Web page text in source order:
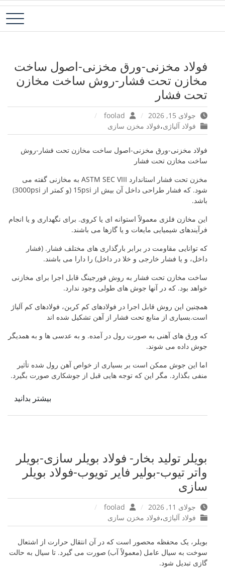
پرش فولاد آلیاژی-میلگرد آلیاژی-تسمه آلیاژی-ورق آلیاژی-لوله آلیاژی-نبشی
فولاد مخزنی-ورق مخزنی-اصول ساخت
مخازن تحت فشار-روش ساخت مخازن
تحت فشار
جولای 15, 2026
فولاد آلیاژی،فولاد مخزن سازی
فولاد مخزنی-ورق مخزنی-اصول ساخت مخازن تحت فشار-روش
ساخت مخازن تحت فشار
مخزن تحت فشار استاندارد ASTM SEC VIII به مخازنی گفته می
شود. که فشار طراحی داخل آن بیش از 15psi (و کمتر از 3000psi)
باشد.
این مخازن فلزی معمولاً استوانه ای یا کروی. برای نگهداری و یا انجام
فرآیندهای شیمیایی مایعات و یا گازها می باشند.
که توانایی مقاومت در برابر بارگذاری های مختلف فشار. (فشار
داخل، و یا فشار خارجی و خلا در داخل) را دارا می باشند.
ساخت مخازن تحت فشار به روش فورجینگ قابل اجرا برای مخازنی
خواهد بود. که در آنها جوش های طولی وجود ندارد.
همچنین این روش قابل اجرا در فولادهای کم کربن، فولادهای کم آلیاژ
است.بسیاری از منابع تحت فشار از آهن تشکیل شده اند
که ورق های آهنی به صورت رول در آمده. و به عدسی ها و به همدیگر
جوش داده می شوند.
اما این جوش ممکن است بر بسیاری از خواص آهن رول شده تأثیر
منفی بگذارد. مگر این که توجه هایی قبل از جوشکاری صورت بگیرد.
بیشتر بدانید
بویلر تولید بخار- فولاد بویلر سازی-بویلر
واتر تیوب-بولیر فایر تویوب-فولاد بویلر
سازی
جولای 11, 2026
فولاد آلیاژی،فولاد مخزن سازی
بویلر، یک محفظه محصور است که در آن انتقال حرارت از اشتعال
سوخت به سیال عامل (معمولاً آب) صورت می گیرد. تا سیال به حالت
گازی تبدیل شود.